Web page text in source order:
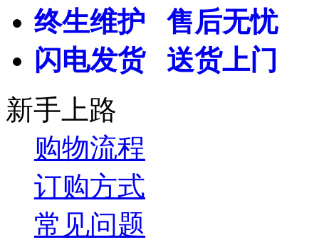
终生维护 售后无忧
闪电发货 送货上门
新手上路
购物流程
订购方式
常见问题